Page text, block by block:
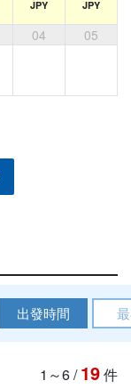
JPY
JPY
04 05
出發時間
1～6/19件